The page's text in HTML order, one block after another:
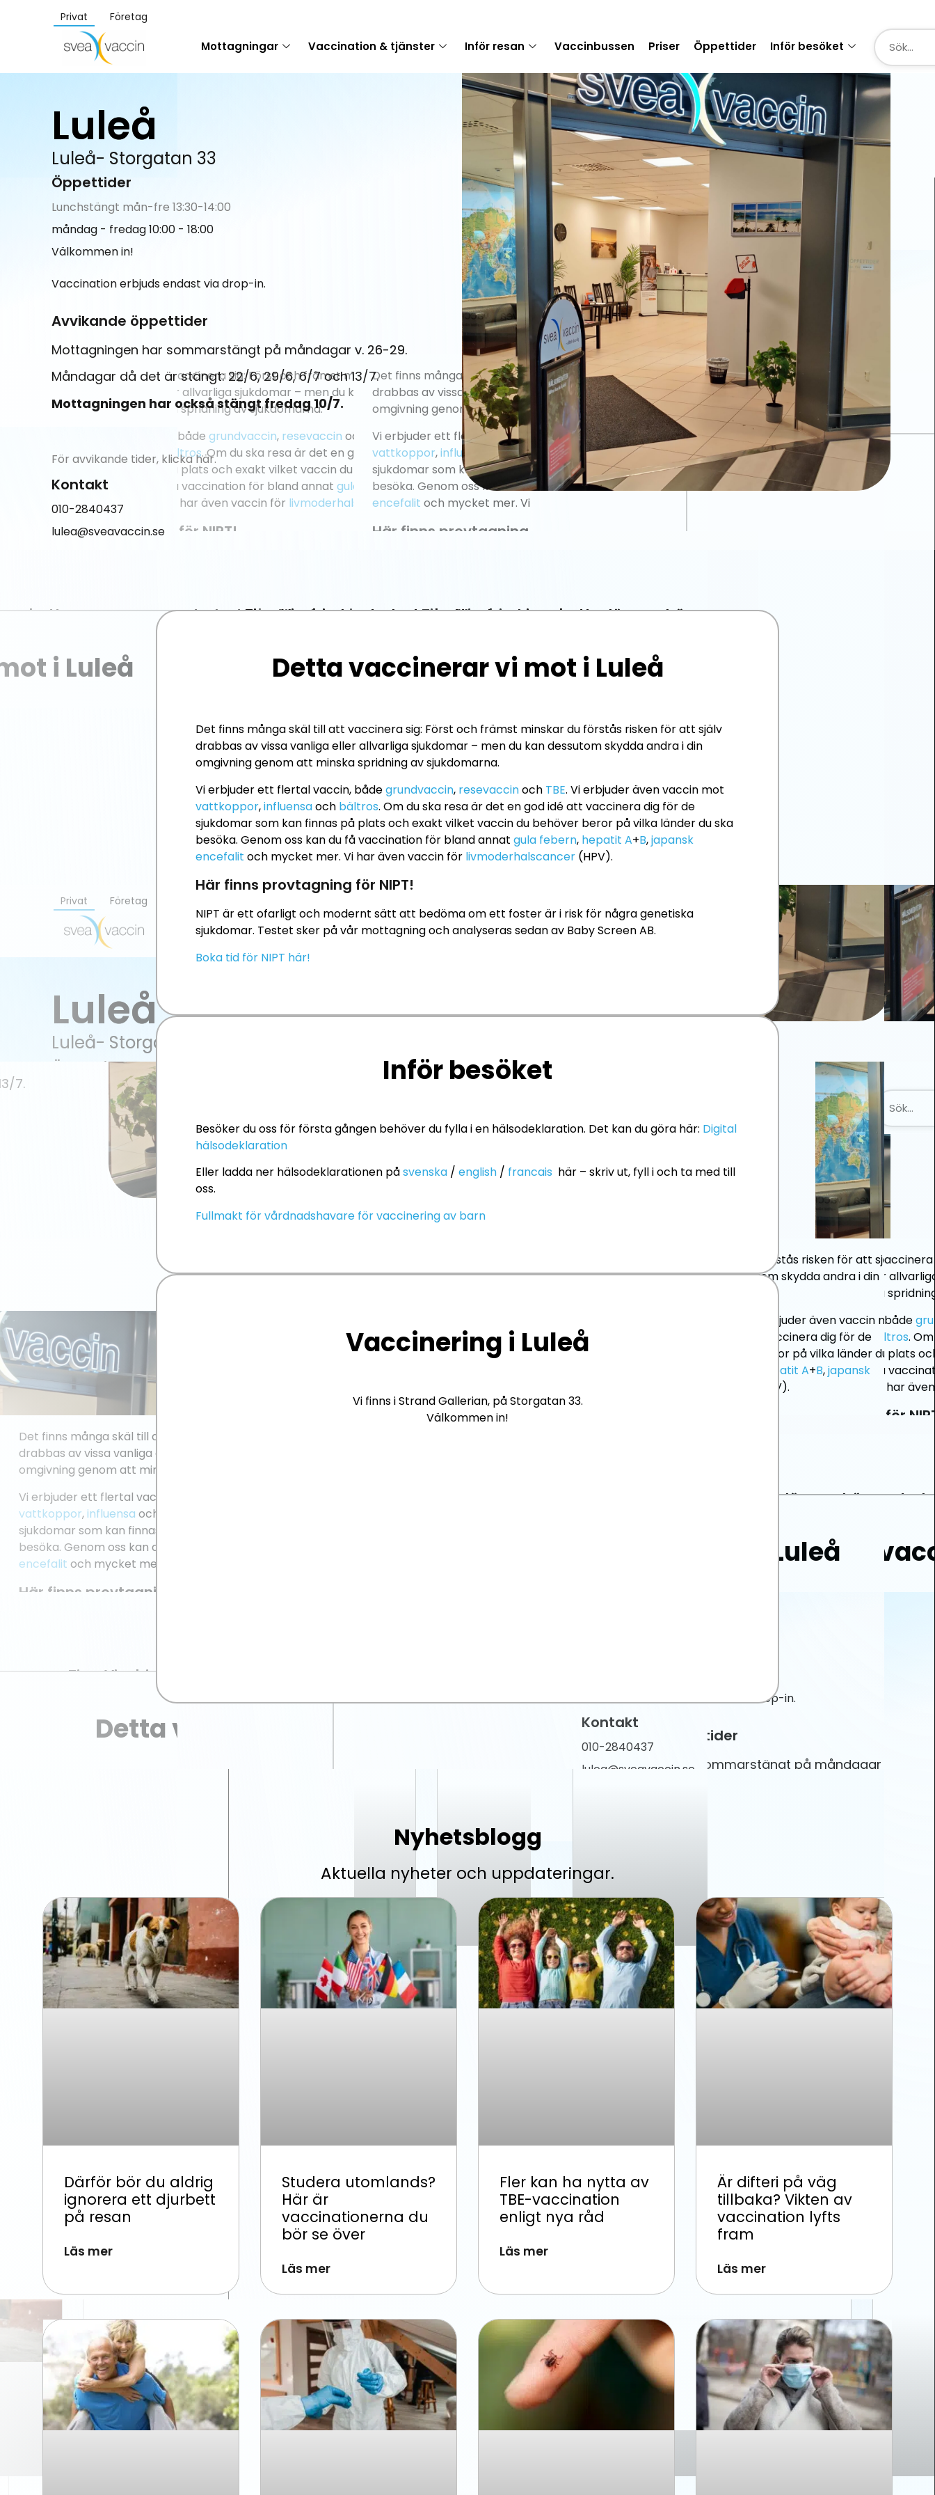
Privat Företag
Mottagningar Vaccination & tjänster Inför resan Vaccinbussen Priser Öppettider Inför besöket
Luleå
Luleå- Storgatan 33
Kontakt
010-2840437
lulea@sveavaccin.se
Öppettider
Lunchstängt mån-fre 13:30-14:00
måndag - fredag 10:00 - 18:00
Välkommen in!
Vaccination erbjuds endast via drop-in.
Avvikande öppettider
Mottagningen har sommarstängt på måndagar v. 26-29.
Måndagar då det är stängt: 22/6, 29/6, 6/7 och 13/7.
Mottagningen har också stängt fredag 10/7.
För avvikande tider, klicka här.
Tips: Vi erbjuder studentrabatt och seniorrabatt –läs mer här
Detta vaccinerar vi mot i Luleå
Det finns många skäl till att vaccinera sig: Först och främst minskar du förstås risken för att själv
drabbas av vissa vanliga eller allvarliga sjukdomar – men du kan dessutom skydda andra i din
omgivning genom att minska spridning av sjukdomarna.
Vi erbjuder ett flertal vaccin, bådegrundvaccin, resevaccinoch TBE. Vi erbjuder även vaccin mot
vattkoppor,influensaoch bältros. Om du ska resa är det en god idé att vaccinera dig för de
sjukdomar som kan finnas på plats och exakt vilket vaccin du behöver beror på vilka länder du ska
besöka. Genom oss kan du få vaccination för bland annat gula febern, hepatit A+B,japansk
encefalit och mycket mer. Vi har även vaccin för livmoderhalscancer (HPV).
Här finns provtagning för NIPT!
NIPT är ett ofarligt och modernt sätt att bedöma om ett foster är i risk för några genetiska
sjukdomar. Testet sker på vår mottagning och analyseras sedan av Baby Screen AB.
Boka tid för NIPT här!
Inför besöket
Besöker du oss för första gången behöver du fylla i en hälsodeklaration. Det kan du göra här: Digital
hälsodeklaration
Eller ladda ner hälsodeklarationen påsvenska / english / francais här – skriv ut, fyll i och ta med till
oss.
Fullmakt för vårdnadshavare för vaccinering av barn
Vaccinering i Luleå
Vi finns i Strand Gallerian, på Storgatan 33.
Välkommen in!
Nyhetsblogg
Aktuella nyheter och uppdateringar.
Därför bör du aldrig
ignorera ett djurbett
på resan
Läs mer
Studera utomlands?
Här är
vaccinationerna du
bör se över
Läs mer
Fler kan ha nytta av
TBE-vaccination
enligt nya råd
Läs mer
Är difteri på väg
tillbaka? Vikten av
vaccination lyfts
fram
Läs mer